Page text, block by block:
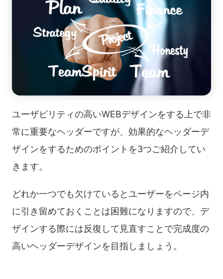
ユーザビリティの高いWEBデザインをする上で非
常に重要なヘッダーですが、効果的なヘッダーデ
ザインをするためのポイントを3つご紹介してい
きます。
どれか一つでも欠けているとユーザーをページ内
に引き留めておくことは困難になりますので、デ
ザインする際には反復して見直すことで完成度の
高いヘッダーデザインを目指しましょう。